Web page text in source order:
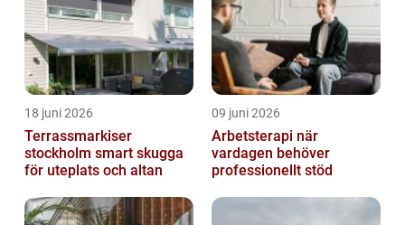
18 juni 2026
Terrassmarkiser
stockholm smart skugga
för uteplats och altan
09 juni 2026
Arbetsterapi när
vardagen behöver
professionellt stöd